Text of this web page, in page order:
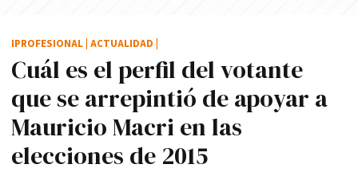
Cuál es el perfil del votante
que se arrepintió de apoyar a
Mauricio Macri en las
elecciones de 2015
IPROFESIONAL ACTUALIDAD